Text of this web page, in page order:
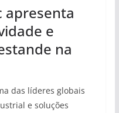
apresenta
e
na
das líderes globais
e soluções